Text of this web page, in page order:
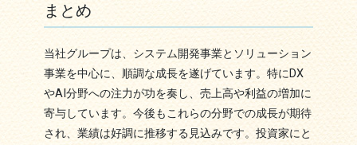
まとめ
当社グループは、システム開発事業とソリューション
事業を中心に、順調な成長を遂げています。特にDX
やAI分野への注力が功を奏し、売上高や利益の増加に
寄与しています。今後もこれらの分野での成長が期待
され、業績は好調に推移する見込みです。投資家にと